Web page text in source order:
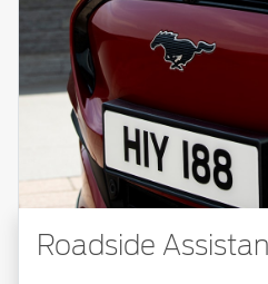
Roadside